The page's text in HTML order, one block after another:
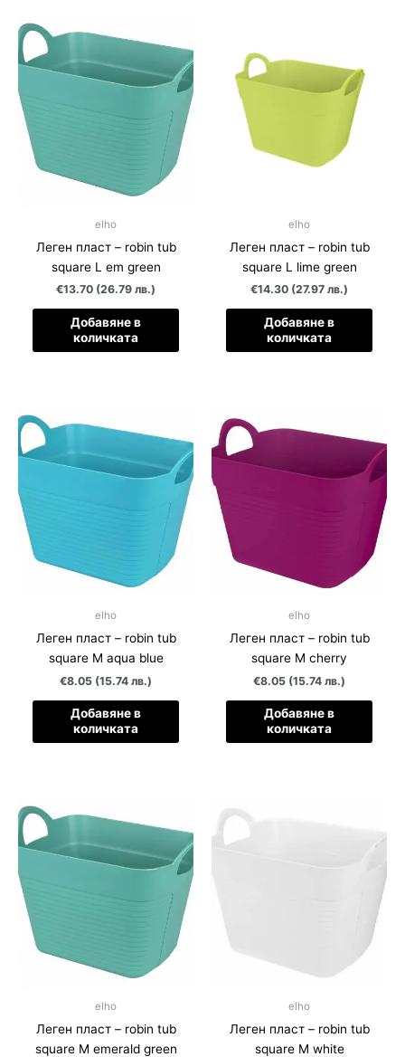
elho
Леген пласт – robin tub
square L em green
€13.70 (26.79 лв.)
Добавяне в
количката
elho
Леген пласт – robin tub
square L lime green
€14.30 (27.97 лв.)
Добавяне в
количката
elho
Леген пласт – robin tub
square M aqua blue
€8.05 (15.74 лв.)
Добавяне в
количката
elho
Леген пласт – robin tub
square M cherry
€8.05 (15.74 лв.)
Добавяне в
количката
elho
Леген пласт – robin tub
square M emerald green
elho
Леген пласт – robin tub
square M white